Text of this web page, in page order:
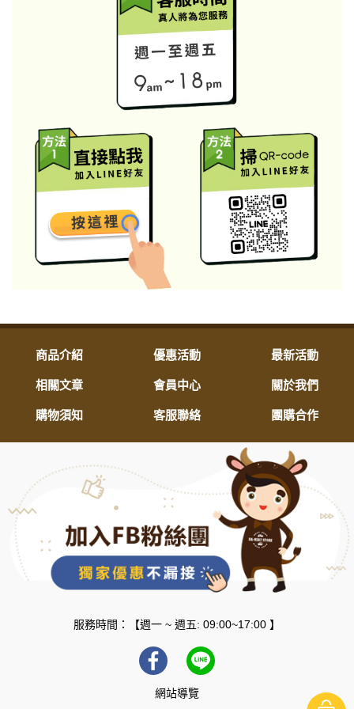
商品介紹 優惠活動 最新活動
相關文章 會員中心 關於我們
購物須知 客服聯絡 團購合作
服務時間：【週一 ~ 週五: 09:00~17:00 】
網站導覽